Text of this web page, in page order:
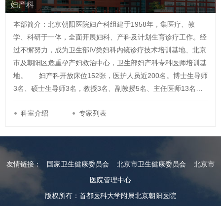
妇产科
本部简介：北京朝阳医院妇产科组建于1958年，集医疗、教
学、科研于一体，全面开展妇科、产科及计划生育诊疗工作。经
过不懈努力，成为卫生部IV类妇科内镜诊疗技术培训基地、北京
市及朝阳区危重孕产妇救治中心，卫生部妇产科专科医师培训基
地。 妇产科开放床位152张，医护人员近200名。博士生导师
3名、硕士生导师3名，教授3名、副教授5名、主任医师13名…
科室介绍 专家列表
友情链接： 国家卫生健康委员会 北京市卫生健康委员会
北京市
医院管理中心
版权所有：首都医科大学附属北京朝阳医院